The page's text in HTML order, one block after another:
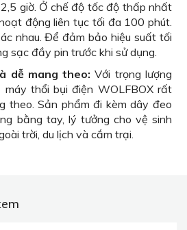
giờ. Ở chế độ tốc độ thấp nhất
động liên tục tối đa 100 phút.
nhau. Để đảm bảo hiệu suất tối
sạc đầy pin trước khi sử dụng.
dễ mang theo: Với trọng lượng
máy thổi bụi điện WOLFBOX rất
theo. Sản phẩm đi kèm dây đeo
bằng tay, lý tưởng cho vệ sinh
trời, du lịch và cắm trại.